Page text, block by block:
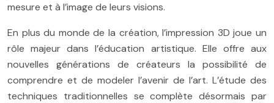
mesure et à l’image de leurs visions.
En plus du monde de la création, l’impression 3D joue un
rôle majeur dans l’éducation artistique. Elle offre aux
nouvelles générations de créateurs la possibilité de
comprendre et de modeler l’avenir de l’art. L’étude des
techniques traditionnelles se complète désormais par